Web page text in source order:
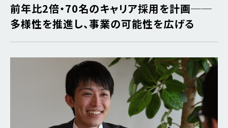
前年比2倍・70名のキャリア採用を計画──
多様性を推進し、事業の可能性を広げる